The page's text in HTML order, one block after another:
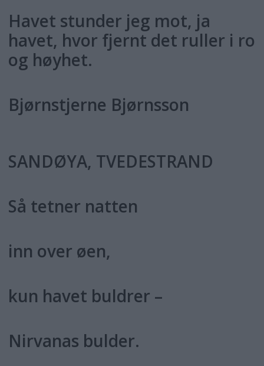
Havet stunder jeg mot, ja
havet, hvor fjernt det ruller i ro
og høyhet.
Bjørnstjerne Bjørnsson
SANDØYA, TVEDESTRAND
Så tetner natten
inn over øen,
kun havet buldrer –
Nirvanas bulder.